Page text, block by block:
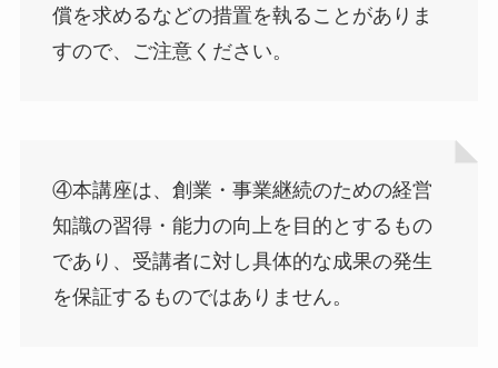
償を求めるなどの措置を執ることがありま
すので、ご注意ください。
④本講座は、創業・事業継続のための経営
知識の習得・能力の向上を目的とするもの
であり、受講者に対し具体的な成果の発生
を保証するものではありません。